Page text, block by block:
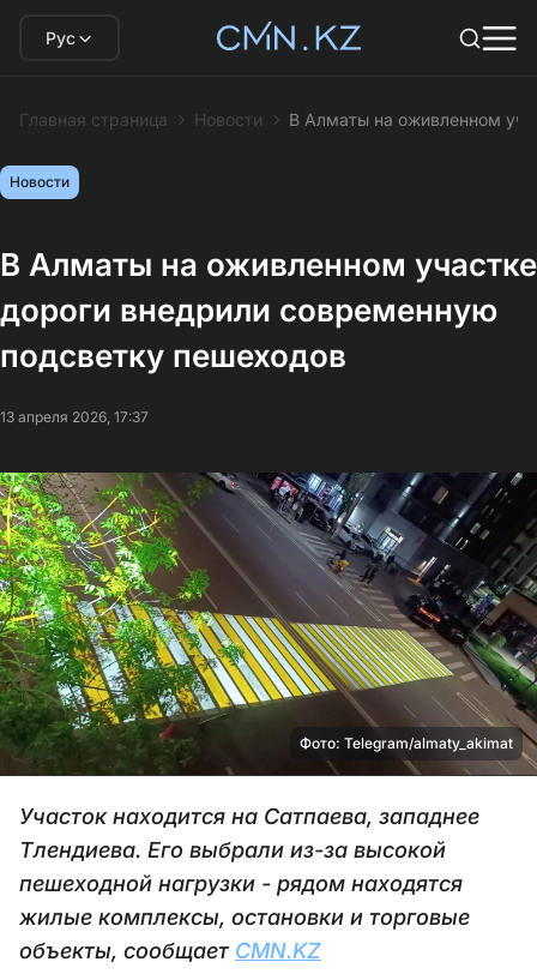
Рус
Главная страница Новости В Алматы на оживленном
Новости
В Алматы на оживленном участке
дороги внедрили современную
подсветку пешеходов
13 апреля 2026, 17:37
Фото: Telegram/almaty_akimat
Участок находится на Сатпаева, западнее
Тлендиева. Его выбрали из-за высокой
пешеходной нагрузки - рядом находятся
жилые комплексы, остановки и торговые
объекты, сообщает CMN.KZ